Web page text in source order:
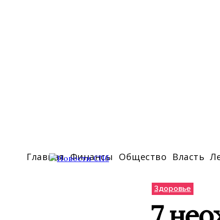
Главная Финансы Общество Власть
Здоровье